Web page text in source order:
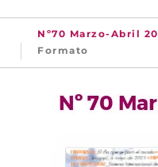
Nº70 Marzo-Abril
Formato